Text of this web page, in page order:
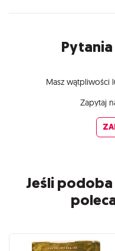
Masz
Zapytaj
Jeśli